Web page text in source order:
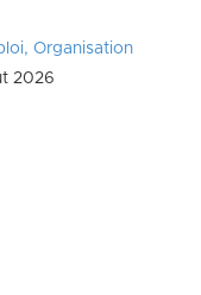
Organisation
2026